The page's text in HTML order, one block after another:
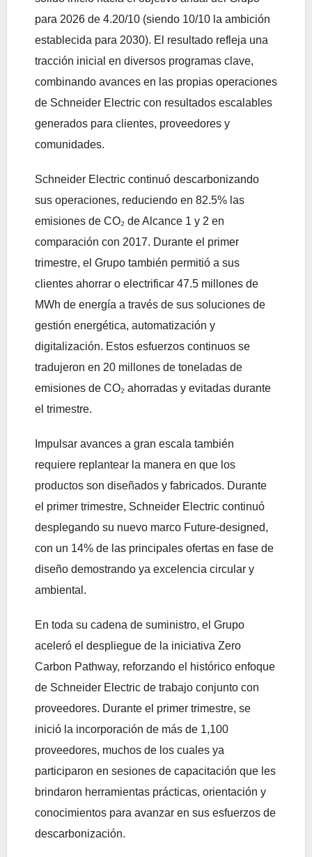
para 2026 de 4.20/10 (siendo 10/10 la ambición
establecida para 2030). El resultado refleja una
tracción inicial en diversos programas clave,
combinando avances en las propias operaciones
de Schneider Electric con resultados escalables
generados para clientes, proveedores y
comunidades.
Schneider Electric continuó descarbonizando
sus operaciones, reduciendo en 82.5% las
emisiones de CO₂ de Alcance 1 y 2 en
comparación con 2017. Durante el primer
trimestre, el Grupo también permitió a sus
clientes ahorrar o electrificar 47.5 millones de
MWh de energía a través de sus soluciones de
gestión energética, automatización y
digitalización. Estos esfuerzos continuos se
tradujeron en 20 millones de toneladas de
emisiones de CO₂ ahorradas y evitadas durante
el trimestre.
Impulsar avances a gran escala también
requiere replantear la manera en que los
productos son diseñados y fabricados. Durante
el primer trimestre, Schneider Electric continuó
desplegando su nuevo marco Future-designed,
con un 14% de las principales ofertas en fase de
diseño demostrando ya excelencia circular y
ambiental.
En toda su cadena de suministro, el Grupo
aceleró el despliegue de la iniciativa Zero
Carbon Pathway, reforzando el histórico enfoque
de Schneider Electric de trabajo conjunto con
proveedores. Durante el primer trimestre, se
inició la incorporación de más de 1,100
proveedores, muchos de los cuales ya
participaron en sesiones de capacitación que les
brindaron herramientas prácticas, orientación y
conocimientos para avanzar en sus esfuerzos de
descarbonización.